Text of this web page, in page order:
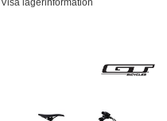
Visa lagerinformation